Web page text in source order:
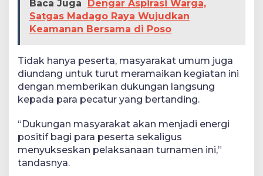
Baca Juga
Dengar Aspirasi Warga,
Satgas Madago Raya Wujudkan
Keamanan Bersama di Poso
Tidak hanya peserta, masyarakat umum juga
diundang untuk turut meramaikan kegiatan ini
dengan memberikan dukungan langsung
kepada para pecatur yang bertanding.
“Dukungan masyarakat akan menjadi energi
positif bagi para peserta sekaligus
menyukseskan pelaksanaan turnamen ini,”
tandasnya.